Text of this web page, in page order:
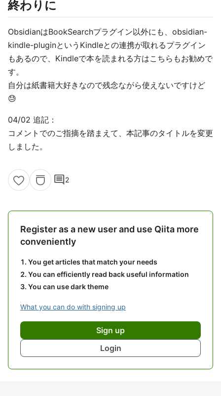
終わりに
ObsidianはBookSearchプラグイン以外にも、obsidian-
kindle-pluginというKindleとの連携が取れるプラグイン
もあるので、Kindleで本を読まれる方はこちらもお勧めで
す。
自分は紙書籍大好きなので残念ながら使えないですけど
😓
04/02 追記：
コメントでのご指摘を踏まえて、本記事のタイトルを変更
しました。
comment2
Register as a new user and use Qiita more
conveniently
You get articles that match your needs
You can efficiently read back useful information
You can use dark theme
What you can do with signing up
Sign up
Login